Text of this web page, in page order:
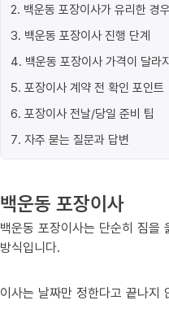
2. 백운동 포장이사가 유리한 경우
3. 백운동 포장이사 진행 단계
4. 백운동 포장이사 가격이 달라
5. 포장이사 계약 전 확인 포인트
6. 포장이사 전날/당일 준비 팁
7. 자주 묻는 질문과 답변
백운동 포장이사
백운동 포장이사는 단순히 짐을
방식입니다.
이사는 날짜만 정한다고 끝나지